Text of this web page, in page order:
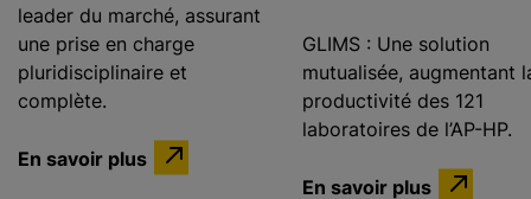
leader du marché, assurant
une prise en charge
pluridisciplinaire et
complète.
En savoir plus
GLIMS : Une solution
mutualisée, augmentant
productivité des 121
laboratoires de l’AP-HP.
En savoir plus